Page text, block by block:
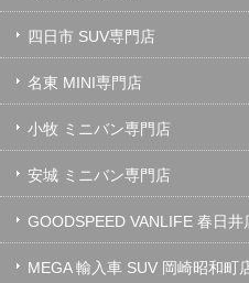
四日市 SUV専門店
名東 MINI専門店
小牧 ミニバン専門店
安城 ミニバン専門店
GOODSPEED VANLIFE 春日井
MEGA 輸入車 SUV 岡崎昭和町